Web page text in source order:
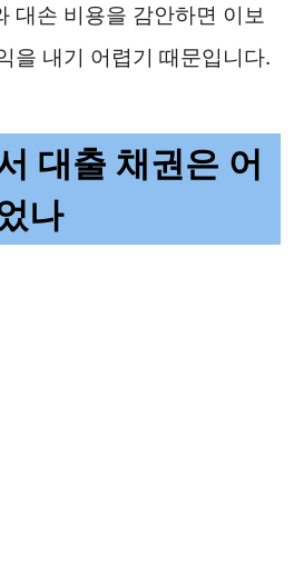
대손 비용을 감안하면 이보
을 내기 어렵기 때문입니다.
대출 채권은 어
나